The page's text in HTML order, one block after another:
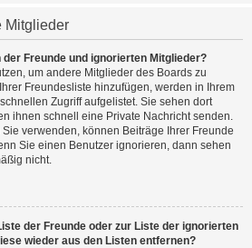
Mitglieder
Freunde und ignorierten Mitglieder?
um andere Mitglieder des Boards zu
Freundesliste hinzufügen, werden in Ihrem
Zugriff aufgelistet. Sie sehen dort
ihnen schnell eine Private Nachricht senden.
verwenden, können Beiträge Ihrer Freunde
Sie einen Benutzer ignorieren, dann sehen
nicht.
der Freunde oder zur Liste der ignorierten
wieder aus den Listen entfernen?